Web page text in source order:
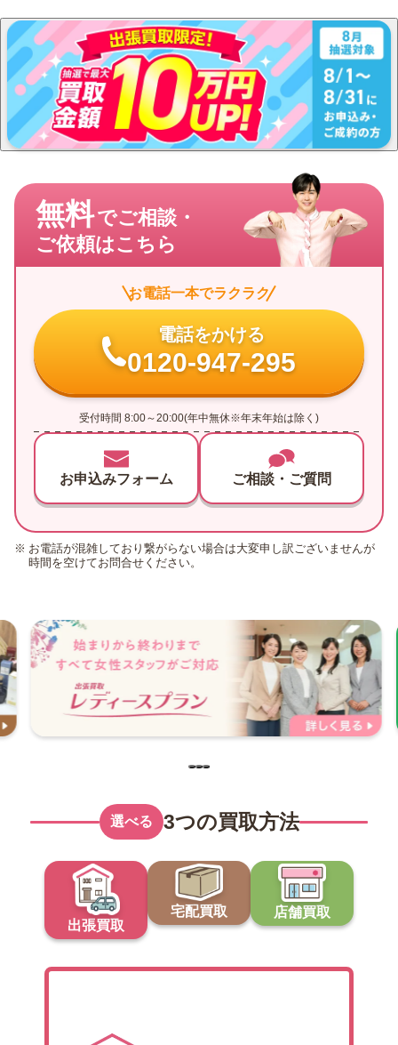
無料でご相談・
ご依頼はこちら
お電話一本でラクラク
電話をかける
0120-947-295
受付時間 8:00～20:00(年中無休※年末年始は除く)
お申込みフォーム ご相談・ご質問
お電話が混雑しており繋がらない場合は大変申し訳ございませんが
時間を空けてお問合せください。
選べる 3つの買取方法
出張買取
宅配買取 店舗買取